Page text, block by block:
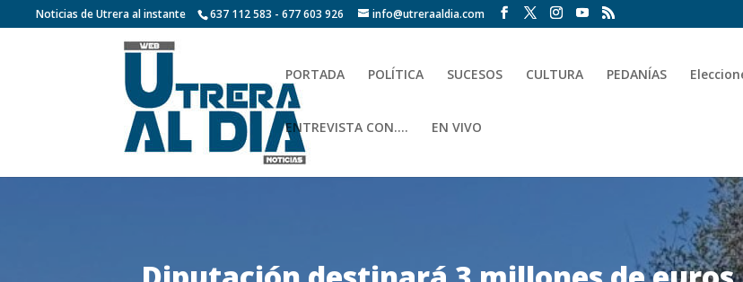
Noticias de Utrera al instante 637 112 583 - 677 603 926 info@utreraaldia.com
PORTADA POLÍTICA SUCESOS CULTURA PEDANÍAS
ENTREVISTA CON…. EN VIVO